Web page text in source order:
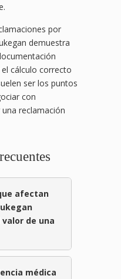
por
demuestra
cálculo correcto
ser los puntos
con
reclamación
afectan
de una
médica